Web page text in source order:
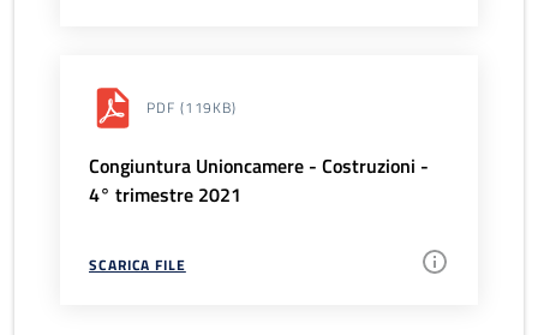
PDF (119KB)
Congiuntura Unioncamere - Costruzioni -
4° trimestre 2021
SCARICA FILE